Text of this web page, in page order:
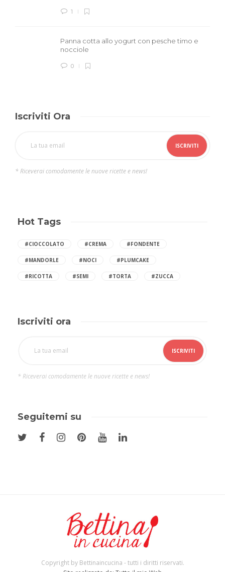
1
Panna cotta allo yogurt con pesche timo e
nocciole
0
Iscriviti Ora
* Riceverai comodamente le nuove ricette e news!
Hot Tags
#CIOCCOLATO #CREMA #FONDENTE
#MANDORLE #NOCI #PLUMCAKE
#RICOTTA #SEMI #TORTA #ZUCCA
Iscriviti ora
* Riceverai comodamente le nuove ricette e news!
Seguitemi su
Copyright by Bettinaincucina - tutti i diritti riservati.